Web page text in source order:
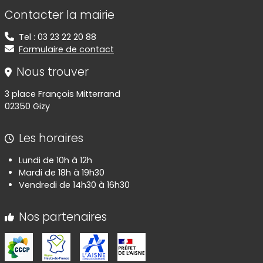
Informations de contact
Contacter la mairie
Tel : 03 23 22 20 88
Formulaire de contact
Nous trouver
3 place François Mitterrand
02350 Gizy
Les horaires
Lundi de 10h à 12h
Mardi de 18h à 19h30
Vendredi de 14h30 à 16h30
Nos partenaires